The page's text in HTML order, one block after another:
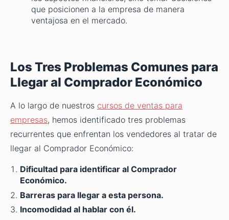
que posicionen a la empresa de manera
ventajosa en el mercado.
Los Tres Problemas Comunes para
Llegar al Comprador Económico
A lo largo de nuestros cursos de ventas para
empresas, hemos identificado tres problemas
recurrentes que enfrentan los vendedores al tratar de
llegar al Comprador Económico:
Dificultad para identificar al Comprador
Económico.
Barreras para llegar a esta persona.
Incomodidad al hablar con él.